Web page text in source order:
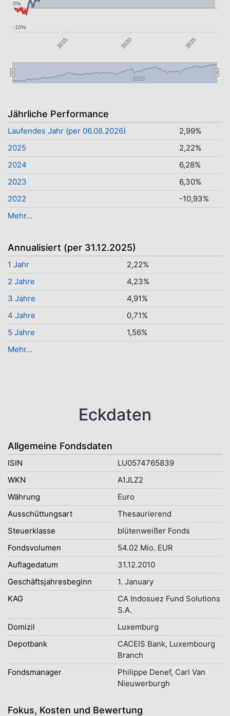
2015 2020 2025
2020
-10%
0%
Jährliche Performance
Laufendes Jahr (per 06.08.2026)
2,99%
2025
2,22%
2024
6,28%
2023
6,30%
2022
-10,93%
Mehr...
Annualisiert (per 31.12.2025)
1 Jahr
2,22%
2 Jahre
4,23%
3 Jahre
4,91%
4 Jahre
0,71%
5 Jahre
1,56%
Mehr...
Eckdaten
Allgemeine Fondsdaten
ISIN
LU0574765839
WKN
A1JLZ2
Währung
Euro
Ausschüttungsart
Thesaurierend
Steuerklasse
blütenweißer Fonds
Fondsvolumen
54.02 Mio. EUR
Auflagedatum
31.12.2010
Geschäftsjahresbeginn
1. January
KAG
CA Indosuez Fund Solutions
S.A.
Domizil
Luxemburg
Depotbank
CACEIS Bank, Luxembourg
Branch
Fondsmanager
Philippe Denef, Carl Van
Nieuwerburgh
Fokus, Kosten und Bewertung